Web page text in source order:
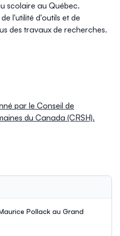
scolaire au Québec.
l'utilité d'outils et de
des travaux de recherches.
par le Conseil de
du Canada (CRSH).
Pollack au Grand